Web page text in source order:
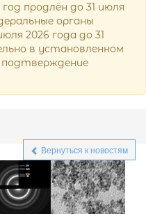
продлён до 31 июля
органы
2026 года до 31
в установленном
подтверждение
Вернуться к новостям
Next